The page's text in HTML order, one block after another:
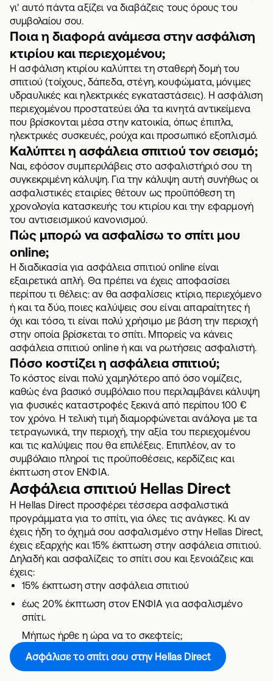
γι' αυτό πάντα αξίζει να διαβάζεις τους όρους του
συμβολαίου σου.
Ποια η διαφορά ανάμεσα στην ασφάλιση
κτιρίου και περιεχομένου;
Η ασφάλιση κτιρίου καλύπτει τη σταθερή δομή του
σπιτιού (τοίχους, δάπεδα, στέγη, κουφώματα, μόνιμες
υδραυλικές και ηλεκτρικές εγκαταστάσεις). Η ασφάλιση
περιεχομένου προστατεύει όλα τα κινητά αντικείμενα
που βρίσκονται μέσα στην κατοικία, όπως έπιπλα,
ηλεκτρικές συσκευές, ρούχα και προσωπικό εξοπλισμό.
Καλύπτει η ασφάλεια σπιτιού τον σεισμό;
Ναι, εφόσον συμπεριλάβεις στο ασφαλιστήριό σου τη
συγκεκριμένη κάλυψη. Για την κάλυψη αυτή συνήθως οι
ασφαλιστικές εταιρίες θέτουν ως προϋπόθεση τη
χρονολογία κατασκευής του κτιρίου και την εφαρμογή
του αντισεισμικού κανονισμού.
Πώς μπορώ να ασφαλίσω το σπίτι μου
online;
Η διαδικασία για ασφάλεια σπιτιού online είναι
εξαιρετικά απλή. Θα πρέπει να έχεις αποφασίσει
περίπου τι θέλεις: αν θα ασφαλίσεις κτίριο, περιεχόμενο
ή και τα δύο, ποιες καλύψεις σου είναι απαραίτητες ή
όχι και τόσο, τι είναι πολύ χρήσιμο με βάση την περιοχή
στην οποία βρίσκεται το σπίτι. Μπορείς να κάνεις
ασφάλεια σπιτιού online ή και να ρωτήσεις ασφαλιστή.
Πόσο κοστίζει η ασφάλεια σπιτιού;
Το κόστος είναι πολύ χαμηλότερο από όσο νομίζεις,
καθώς ένα βασικό συμβόλαιο που περιλαμβάνει κάλυψη
για φυσικές καταστροφές ξεκινά από περίπου 100 €
τον χρόνο. Η τελική τιμή διαμορφώνεται ανάλογα με τα
τετραγωνικά, την περιοχή, την αξία του περιεχομένου
και τις καλύψεις που θα επιλέξεις. Επιπλέον, αν το
συμβόλαιο πληροί τις προϋποθέσεις, κερδίζεις και
έκπτωση στον ΕΝΦΙΑ.
Ασφάλεια σπιτιού Hellas Direct
Η Hellas Direct προσφέρει τέσσερα ασφαλιστικά
προγράμματα για το σπίτι, για όλες τις ανάγκες. Κι αν
έχεις ήδη το όχημά σου ασφαλισμένο στην Hellas Direct,
έχεις εξαρχής και 15% έκπτωση στην ασφάλεια σπιτιού.
Δηλαδή και ασφαλίζεις το σπίτι σου και ξενοιάζεις και
έχεις:
15% έκπτωση στην ασφάλεια σπιτιού
έως 20%έκπτωση στον ΕΝΦΙΑ για ασφαλισμένο
σπίτι.
Μήπως ήρθε η ώρα να το σκεφτείς;
Ασφάλισε το σπίτι σου στην Hellas Direct